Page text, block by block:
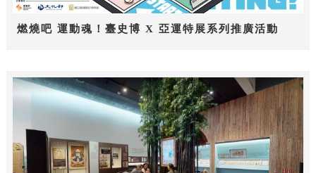
燃燒吧 運動魂！臺史博 X 亞運特展系列推廣活動